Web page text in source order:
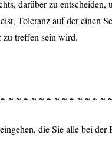
darüber zu
Toleranz auf der einen
zu treffen sein wird.
~ ~ ~ ~ ~ ~ ~ ~ ~ ~ ~ ~ ~
die Sie alle bei der